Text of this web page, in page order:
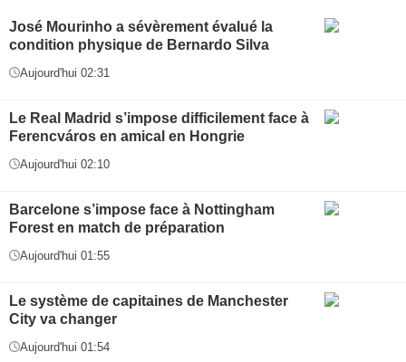
José Mourinho a sévèrement évalué la
condition physique de Bernardo Silva
Aujourd'hui 02:31
Le Real Madrid s’impose difficilement face à
Ferencváros en amical en Hongrie
Aujourd'hui 02:10
Barcelone s’impose face à Nottingham
Forest en match de préparation
Aujourd'hui 01:55
Le système de capitaines de Manchester
City va changer
Aujourd'hui 01:54